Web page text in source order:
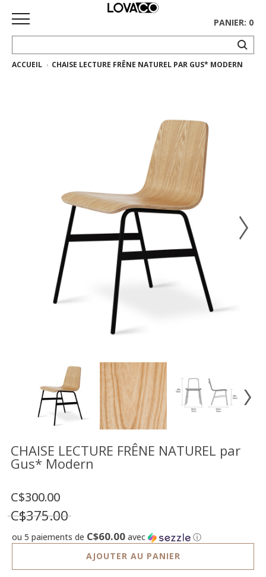
ACCUEIL
Collection
démonstrateurs
LISTE
SOUHAITS
PANIER: 0
ACCUEIL CHAISE LECTURE FRÊNE NATUREL PAR GUS* MODERN
CHAISE LECTURE FRÊNE NATUREL par
Gus* Modern
C$300.00
C$375.00
ou 5 paiements de C$60.00 avec
ⓘ
AJOUTER AU PANIER